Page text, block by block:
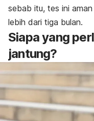
sebab itu, tes ini
lebih dari tiga bulan.
Siapa yang
jantung?